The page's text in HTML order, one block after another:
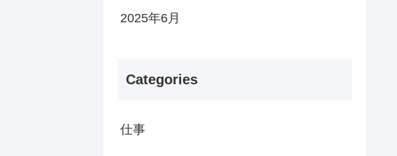
2025年6月
Categories
仕事